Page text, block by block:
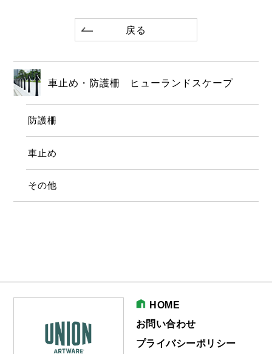
戻る
車止め・防護柵 ヒューランドスケープ
防護柵
車止め
その他
HOME
お問い合わせ
プライバシーポリシー